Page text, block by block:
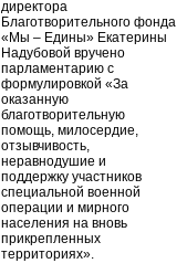
директора
Благотворительного фонда
«Мы – Едины» Екатерины
Надубовой вручено
парламентарию с
формулировкой «За
оказанную
благотворительную
помощь, милосердие,
отзывчивость,
неравнодушие и
поддержку участников
специальной военной
операции и мирного
населения на вновь
прикрепленных
территориях».